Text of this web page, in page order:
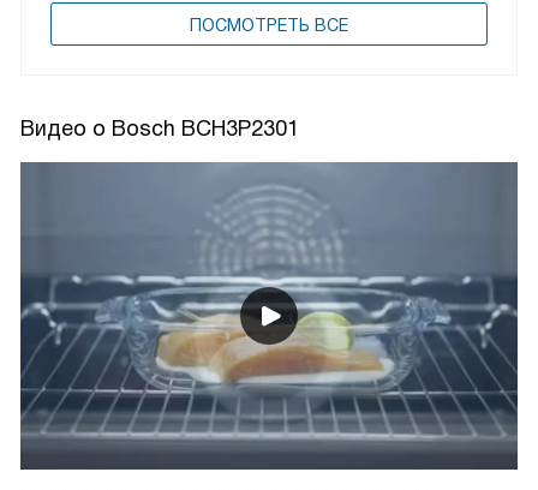
ПОCМОТРЕТЬ ВСЕ
Видео о Bosch BCH3P2301